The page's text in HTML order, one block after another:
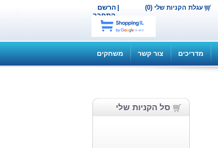
הרשם |
התחבר
עגלת הקניות שלי (0)
מדריכים צור קשר משחקים
סל הקניות שלי